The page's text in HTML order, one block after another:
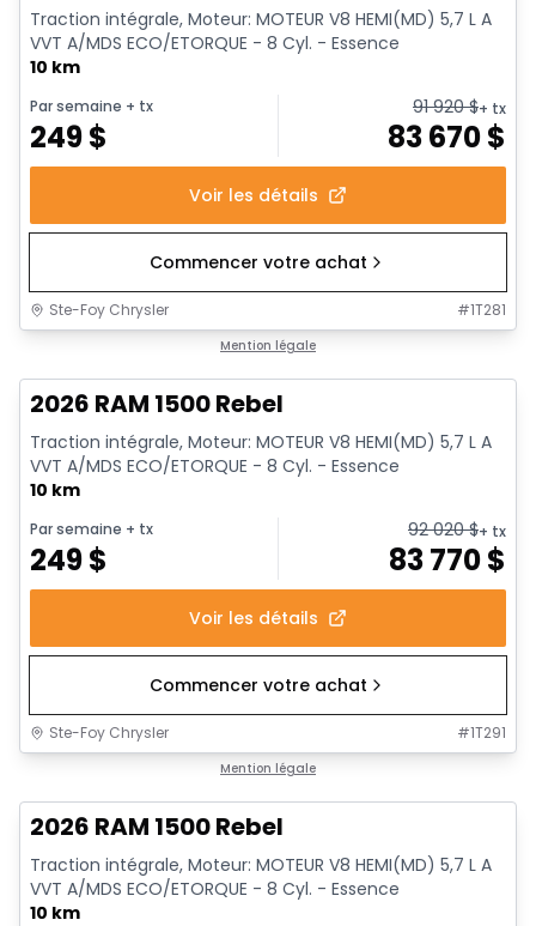
Traction intégrale, Moteur: MOTEUR V8 HEMI(MD) 5,7 L A
VVT A/MDS ECO/ETORQUE - 8 Cyl. - Essence
10 km
Par semaine + tx
249$
91 920$+ tx
83 670$
Voir les détails
Commencer votre achat
Ste-Foy Chrysler #1T281
Mention légale
2026 RAM 1500 Rebel
Traction intégrale, Moteur: MOTEUR V8 HEMI(MD) 5,7 L A
VVT A/MDS ECO/ETORQUE - 8 Cyl. - Essence
10 km
Par semaine + tx
249$
92 020$+ tx
83 770$
Voir les détails
Commencer votre achat
Ste-Foy Chrysler #1T291
Mention légale
2026 RAM 1500 Rebel
Traction intégrale, Moteur: MOTEUR V8 HEMI(MD) 5,7 L A
VVT A/MDS ECO/ETORQUE - 8 Cyl. - Essence
10 km